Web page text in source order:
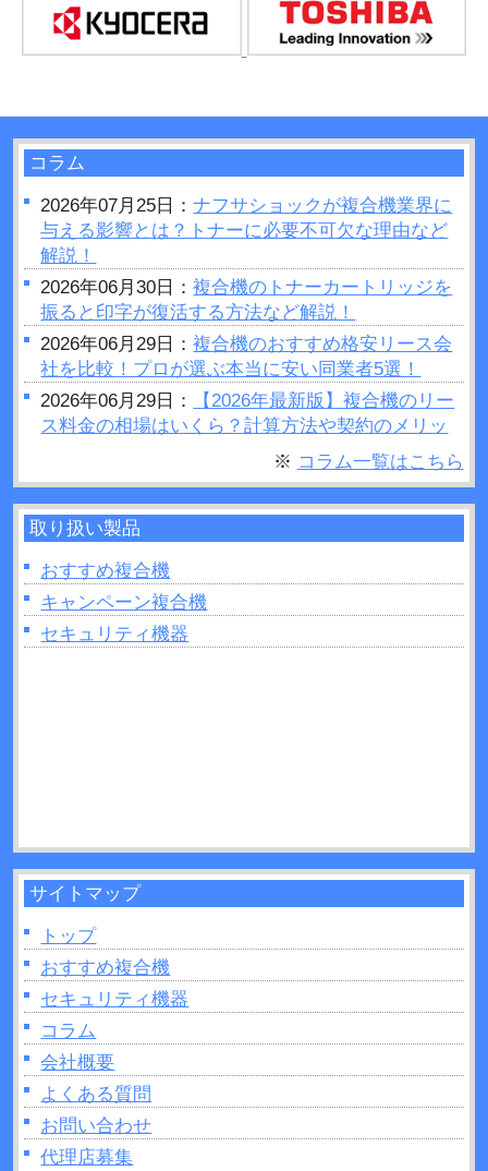
コラム
2026年07月25日：ナフサショックが複合機業界に
与える影響とは？トナーに必要不可欠な理由など
解説！
2026年06月30日：複合機のトナーカートリッジを
振ると印字が復活する方法など解説！
2026年06月29日：複合機のおすすめ格安リース会
社を比較！プロが選ぶ本当に安い同業者5選！
2026年06月29日：
【2026年最新版】複合機のリー
ス料金の相場はいくら？計算方法や契約のメリッ
2026年06月28日：プリンターの設定が勝手に変わ
るのはなぜ？原因や対処法など解説！
2026年06月26日：複合機で製本はできるの？製本
を行う場合のポイントを紹介！
2026年06月26日：複合機の印刷がうまくいかない
ときは読み取り部分（ガラス面）の掃除をしてみ
よう！
※ コラム一覧はこちら
取り扱い製品
おすすめ複合機
キャンペーン複合機
セキュリティ機器
サイトマップ
トップ
おすすめ複合機
セキュリティ機器
コラム
会社概要
よくある質問
お問い合わせ
代理店募集